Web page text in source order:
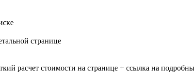
странице
расчет стоимости на странице + ссылка на